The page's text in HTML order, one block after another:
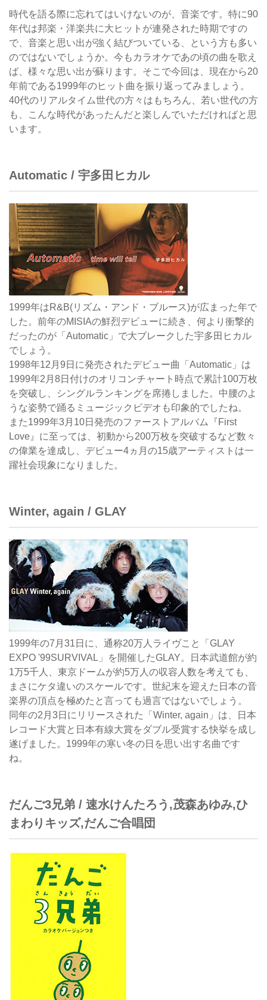
時代を語る際に忘れてはいけないのが、音楽です。特に90
年代は邦楽・洋楽共に大ヒットが連発された時期ですの
で、音楽と思い出が強く結びついている、という方も多い
のではないでしょうか。今もカラオケであの頃の曲を歌え
ば、様々な思い出が蘇ります。そこで今回は、現在から20
年前である1999年のヒット曲を振り返ってみましょう。
40代のリアルタイム世代の方々はもちろん、若い世代の方
も、こんな時代があったんだと楽しんでいただければと思
います。
Automatic / 宇多田ヒカル
1999年はR&B(リズム・アンド・ブルース)が広まった年で
した。前年のMISIAの鮮烈デビューに続き、何より衝撃的
だったのが「Automatic」で大ブレークした宇多田ヒカル
でしょう。
1998年12月9日に発売されたデビュー曲「Automatic」は
1999年2月8日付けのオリコンチャート時点で累計100万枚
を突破し、シングルランキングを席捲しました。中腰のよ
うな姿勢で踊るミュージックビデオも印象的でしたね。
また1999年3月10日発売のファーストアルバム『First
Love』に至っては、初動から200万枚を突破するなど数々
の偉業を達成し、デビュー4ヵ月の15歳アーティストは一
躍社会現象になりました。
Winter, again / GLAY
1999年の7月31日に、通称20万人ライヴこと「GLAY
EXPO '99SURVIVAL」を開催したGLAY。日本武道館が約
1万5千人、東京ドームが約5万人の収容人数を考えても、
まさにケタ違いのスケールです。世紀末を迎えた日本の音
楽界の頂点を極めたと言っても過言ではないでしょう。
同年の2月3日にリリースされた「Winter, again」は、日本
レコード大賞と日本有線大賞をダブル受賞する快挙を成し
遂げました。1999年の寒い冬の日を思い出す名曲です
ね。
だんご3兄弟 / 速水けんたろう,茂森あゆみ,ひ
まわりキッズ,だんご合唱団